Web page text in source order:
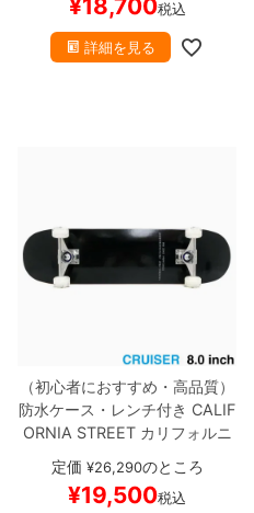
ートボード スケボー
¥18,700税込
詳細を見る
（初心者におすすめ・高品質）
防水ケース・レンチ付き CALIF
ORNIA STREETカリフォルニ
アストリート
スケートボード完成品 SIMP
LE BLACK CRUISER 8.0（ク
定価 ¥26,290のところ
¥19,500税込